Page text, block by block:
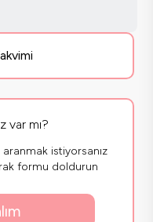
var mı?
istiyorsanız
formu doldurun